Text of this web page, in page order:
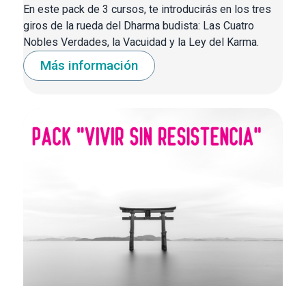
En este pack de 3 cursos, te introducirás en los tres
giros de la rueda del Dharma budista: Las Cuatro
Nobles Verdades, la Vacuidad y la Ley del Karma.
Más información